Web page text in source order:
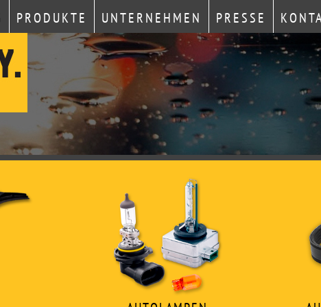
PRODUKTE UNTERNEHMEN PRESSE